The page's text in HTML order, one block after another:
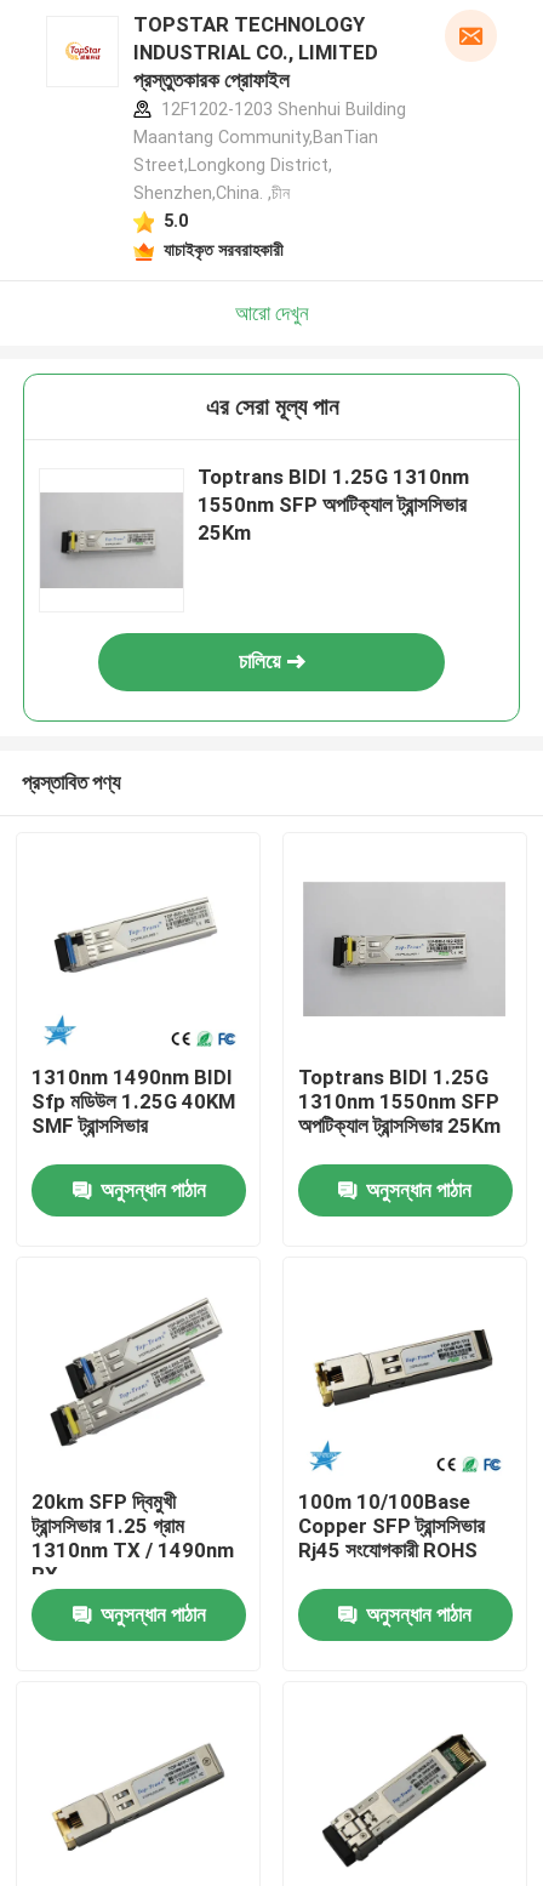
আমাদের সম্পর্কে
কারখানা ভ্রমণ
মান নিয়ন্ত্রণ
যোগাযোগ করুন
খবর
400G/800G অপটিক্যাল মডিউল
TOPSTAR TECHNOLOGY
INDUSTRIAL CO., LIMITED
প্রস্তুতকারক প্রোফাইল
12F1202-1203 Shenhui Building
Maantang Community,BanTian
Street,Longkong District,
Shenzhen,China. ,চীন
5.0
যাচাইকৃত সরবরাহকারী
আরো দেখুন
এর সেরা মূল্য পান
Toptrans BIDI 1.25G 1310nm
1550nm SFP অপটিক্যাল ট্রান্সসিভার
25Km
চালিয়ে
প্রস্তাবিত পণ্য
1310nm 1490nm BIDI
Sfp মডিউল 1.25G 40KM
SMF ট্রান্সসিভার
অনুসন্ধান পাঠান
Toptrans BIDI 1.25G
1310nm 1550nm SFP
অপটিক্যাল ট্রান্সসিভার 25Km
অনুসন্ধান পাঠান
20km SFP দ্বিমুখী
ট্রান্সসিভার 1.25 গ্রাম
1310nm TX / 1490nm
RX
অনুসন্ধান পাঠান
100m 10/100Base
Copper SFP ট্রান্সসিভার
Rj45 সংযোগকারী ROHS
অনুসন্ধান পাঠান